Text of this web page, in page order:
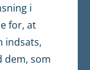
i
for, at
indsats,
dem, som